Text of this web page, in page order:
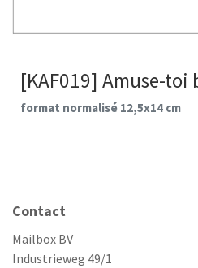
[KAF019] Amuse-toi
format normalisé 12,5x14 cm
Contact
Mailbox BV
Industrieweg 49/1